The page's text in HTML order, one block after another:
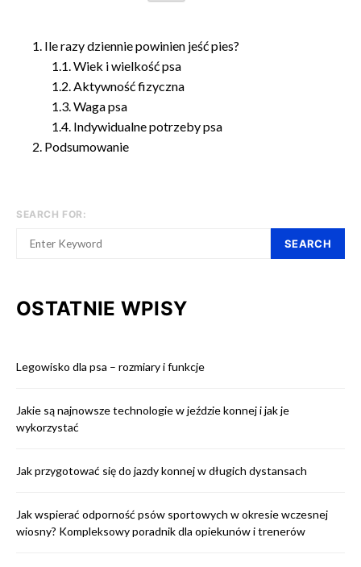
Ile razy dziennie powinien jeść pies?
Wiek i wielkość psa
Aktywność fizyczna
Waga psa
Indywidualne potrzeby psa
Podsumowanie
SEARCH FOR:
SEARCH
OSTATNIE WPISY
Legowisko dla psa – rozmiary i funkcje
Jakie są najnowsze technologie w jeździe konnej i jak je
wykorzystać
Jak przygotować się do jazdy konnej w długich dystansach
Jak wspierać odporność psów sportowych w okresie wczesnej
wiosny? Kompleksowy poradnik dla opiekunów i trenerów